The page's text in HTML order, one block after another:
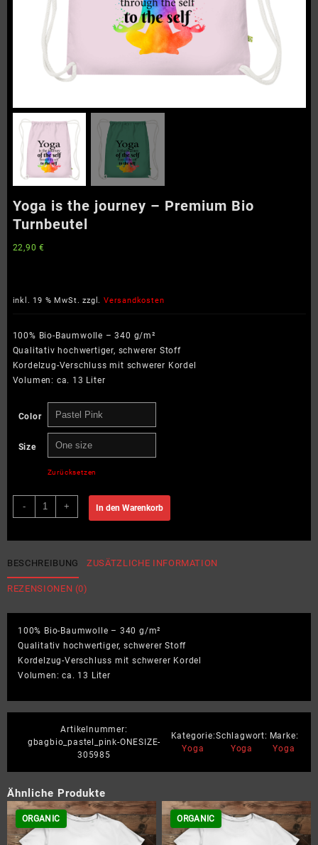
Yoga is the journey – Premium Bio
Turnbeutel
22,90€
inkl. 19 % MwSt. zzgl. Versandkosten
100% Bio-Baumwolle – 340 g/m²
Qualitativ hochwertiger, schwerer Stoff
Kordelzug-Verschluss mit schwerer Kordel
Volumen: ca. 13 Liter
Color
Size
Zurücksetzen
-
Yoga
is
-
Premium
Bio
+ In den Warenkorb
BESCHREIBUNG ZUSÄTZLICHE INFORMATION
REZENSIONEN (0)
100% Bio-Baumwolle – 340 g/m²
Qualitativ hochwertiger, schwerer Stoff
Kordelzug-Verschluss mit schwerer Kordel
Volumen: ca. 13 Liter
Artikelnummer:
gbagbio_pastel_pink-ONESIZE-
305985
Kategorie:
Yoga
Schlagwort:
Yoga
Marke:
Yoga
Ähnliche Produkte
ORGANIC ORGANIC